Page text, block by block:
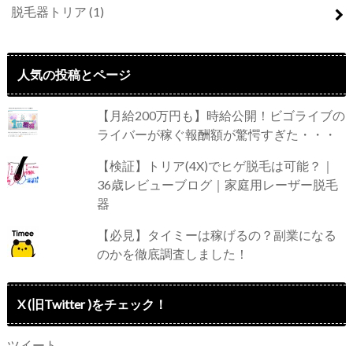
脱毛器トリア (1)
人気の投稿とページ
【月給200万円も】時給公開！ビゴライブの
ライバーが稼ぐ報酬額が驚愕すぎた・・・
【検証】トリア(4X)でヒゲ脱毛は可能？｜
36歳レビューブログ｜家庭用レーザー脱毛
器
【必見】タイミーは稼げるの？副業になる
のかを徹底調査しました！
X (旧Twitter )をチェック！